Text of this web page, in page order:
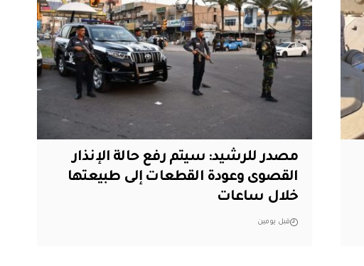
مصدر للرشيد: سيتم رفع حالة الإنذار
القصوى وعودة القطعات إلى طبيعتها
خلال ساعات
قبل يومين